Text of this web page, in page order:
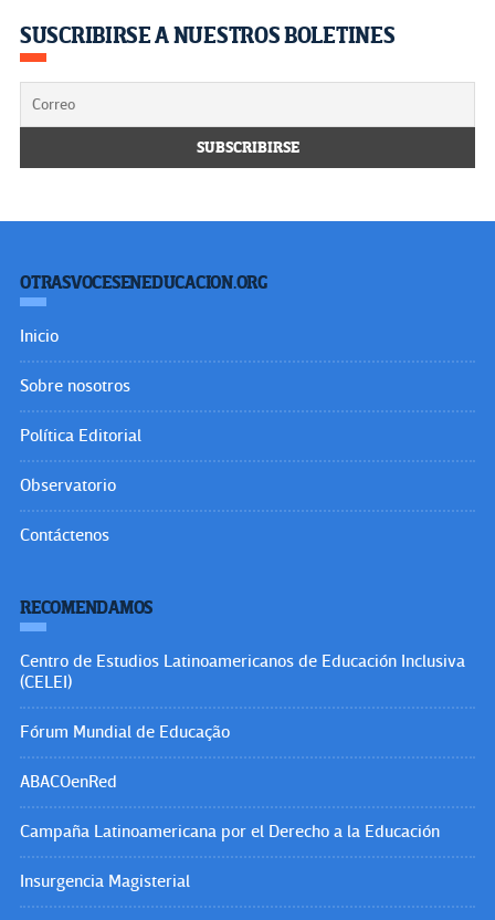
SUSCRIBIRSE A NUESTROS BOLETINES
OTRASVOCESENEDUCACION.ORG
Inicio
Sobre nosotros
Política Editorial
Observatorio
Contáctenos
RECOMENDAMOS
Centro de Estudios Latinoamericanos de Educación Inclusiva
(CELEI)
Fórum Mundial de Educação
ABACOenRed
Campaña Latinoamericana por el Derecho a la Educación
Insurgencia Magisterial